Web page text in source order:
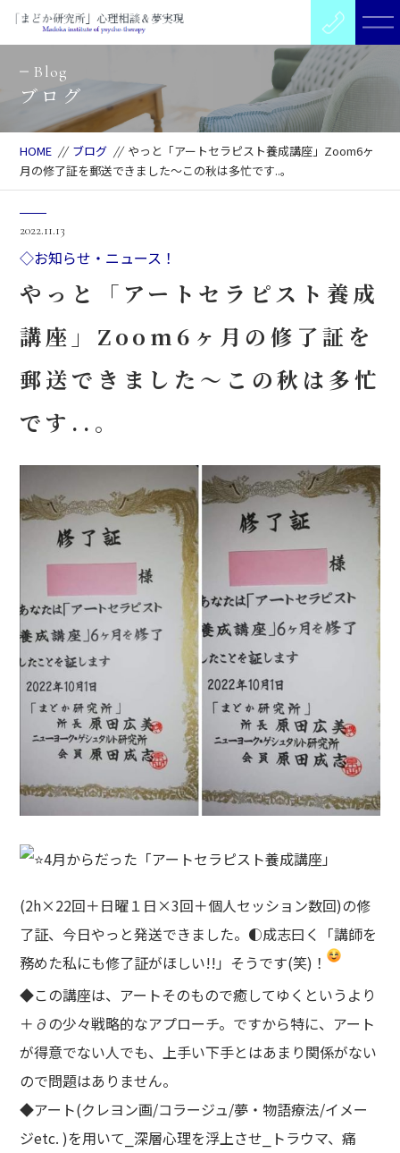
Blog
ブログ
HOME // ブログ // やっと「アートセラピスト養成講座」Zoom6ヶ
月の修了証を郵送できました～この秋は多忙です..。
2022.11.13
◇お知らせ・ニュース！
やっと「アートセラピスト養成
講座」Zoom6ヶ月の修了証を
郵送できました～この秋は多忙
です..。
4月からだった「アートセラピスト養成講座」
(2h×22回＋日曜１日×3回＋個人セッション数回)の修
了証、今日やっと発送できました。◐成志曰く「講師を
務めた私にも修了証がほしい!!」そうです(笑)！
◆この講座は、アートそのもので癒してゆくというより
＋∂の少々戦略的なアプローチ。ですから特に、アート
が得意でない人でも、上手い下手とはあまり関係がない
ので問題はありません。
◆アート(クレヨン画/コラージュ/夢・物語療法/イメー
ジetc. )を用いて⎯深層心理を浮上させ⎯トラウマ、痛